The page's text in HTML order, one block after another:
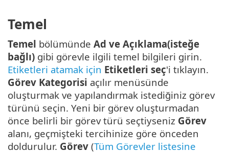
Temel
Temel bölümünde Ad ve Açıklama(isteğe
bağlı) gibi görevle ilgili temel bilgileri girin.
Etiketleri atamak için Etiketleri seç'i tıklayın.
Görev Kategorisi açılır menüsünde
oluşturmak ve yapılandırmak istediğiniz görev
türünü seçin. Yeni bir görev oluşturmadan
önce belirli bir görev türü seçtiyseniz Görev
alanı, geçmişteki tercihinize göre önceden
doldurulur. Görev (Tüm Görevler listesine